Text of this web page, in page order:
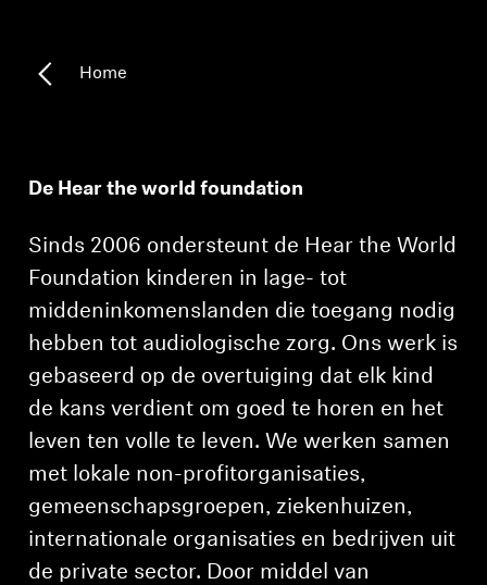
Gehoor per categorie
TV-koptelefoons voor gehoorondersteuning
Originele gehooronderdelengehoor en accessoires
Soundbars
AMBEO soundbars en Subs
Home
De Hear the world foundation
Sinds 2006 ondersteunt de Hear the World
Foundation kinderen in lage- tot
middeninkomenslanden die toegang nodig
hebben tot audiologische zorg. Ons werk is
gebaseerd op de overtuiging dat elk kind
de kans verdient om goed te horen en het
leven ten volle te leven. We werken samen
met lokale non-profitorganisaties,
gemeenschapsgroepen, ziekenhuizen,
internationale organisaties en bedrijven uit
de private sector. Door middel van